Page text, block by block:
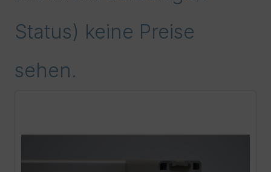
Status) keine Preise
sehen.